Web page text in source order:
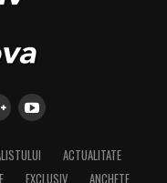
ACTUALITATE
EXCLUSIV ANCHETE